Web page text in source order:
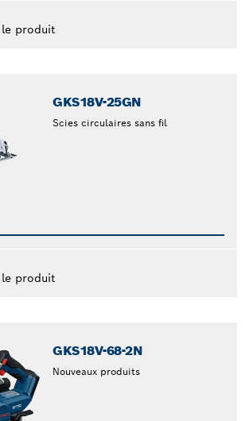
produit
GKS18V-25GN
Scies circulaires sans fil
produit
GKS18V-68-2N
Nouveaux produits